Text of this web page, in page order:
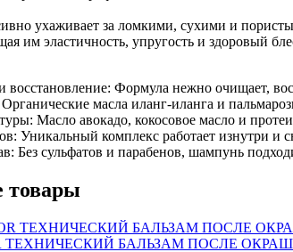
ухаживает за ломкими, сухими и
им эластичность, упругость и
Формула нежно очищает,
масла иланг-иланга и
Масло авокадо, кокосовое масло и
Уникальный комплекс работает изнутри и
Без сульфатов и парабенов, шампунь
товары
ТЕХНИЧЕСКИЙ БАЛЬЗАМ ПОСЛЕ